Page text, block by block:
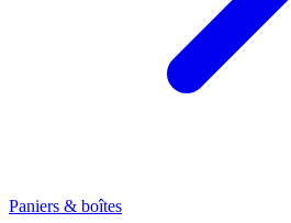
Paniers & boîtes